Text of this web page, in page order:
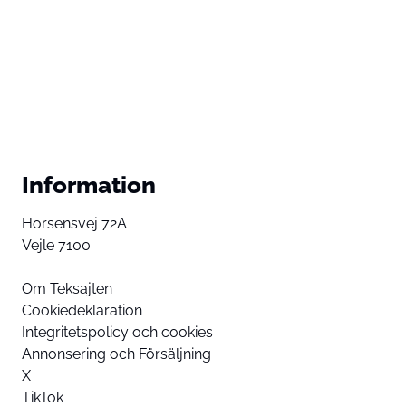
Information
Horsensvej 72A
Vejle 7100
Om Teksajten
Cookiedeklaration
Integritetspolicy och cookies
Annonsering och Försäljning
X
TikTok